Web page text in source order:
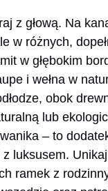
z głową. Na
w różnych,
w głębokim
i wełna w
obok
lub
– to
z luksusem.
ramek z